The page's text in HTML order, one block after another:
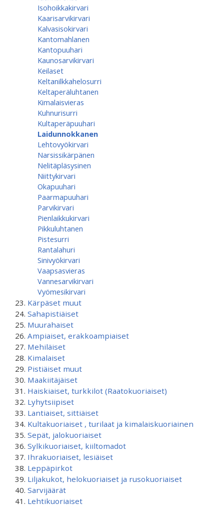
Isohoikkakirvari
Kaarisarvikirvari
Kalvasisokirvari
Kantomahlanen
Kantopuuhari
Kaunosarvikirvari
Keilaset
Keltanilkkahelosurri
Keltaperäluhtanen
Kimalaisvieras
Kuhnurisurri
Kultaperäpuuhari
Laidunnokkanen
Lehtovyökirvari
Narsissikärpänen
Nelitäpläsysinen
Niittykirvari
Okapuuhari
Paarmapuuhari
Parvikirvari
Pienlaikkukirvari
Pikkuluhtanen
Pistesurri
Rantalahuri
Sinivyökirvari
Vaapsasvieras
Vannesarvikirvari
Vyömesikirvari
Kärpäset muut
Sahapistiäiset
Muurahaiset
Ampiaiset, erakkoampiaiset
Mehiläiset
Kimalaiset
Pistiäiset muut
Maakiitäjäiset
Haiskiaiset, turkkilot (Raatokuoriaiset)
Lyhytsiipiset
Lantiaiset, sittiäiset
Kultakuoriaiset , turilaat ja kimalaiskuoriainen
Sepät, jalokuoriaiset
Sylkikuoriaiset, kiiltomadot
Ihrakuoriaiset, lesiäiset
Leppäpirkot
Liljakukot, helokuoriaiset ja rusokuoriaiset
Sarvijäärät
Lehtikuoriaiset